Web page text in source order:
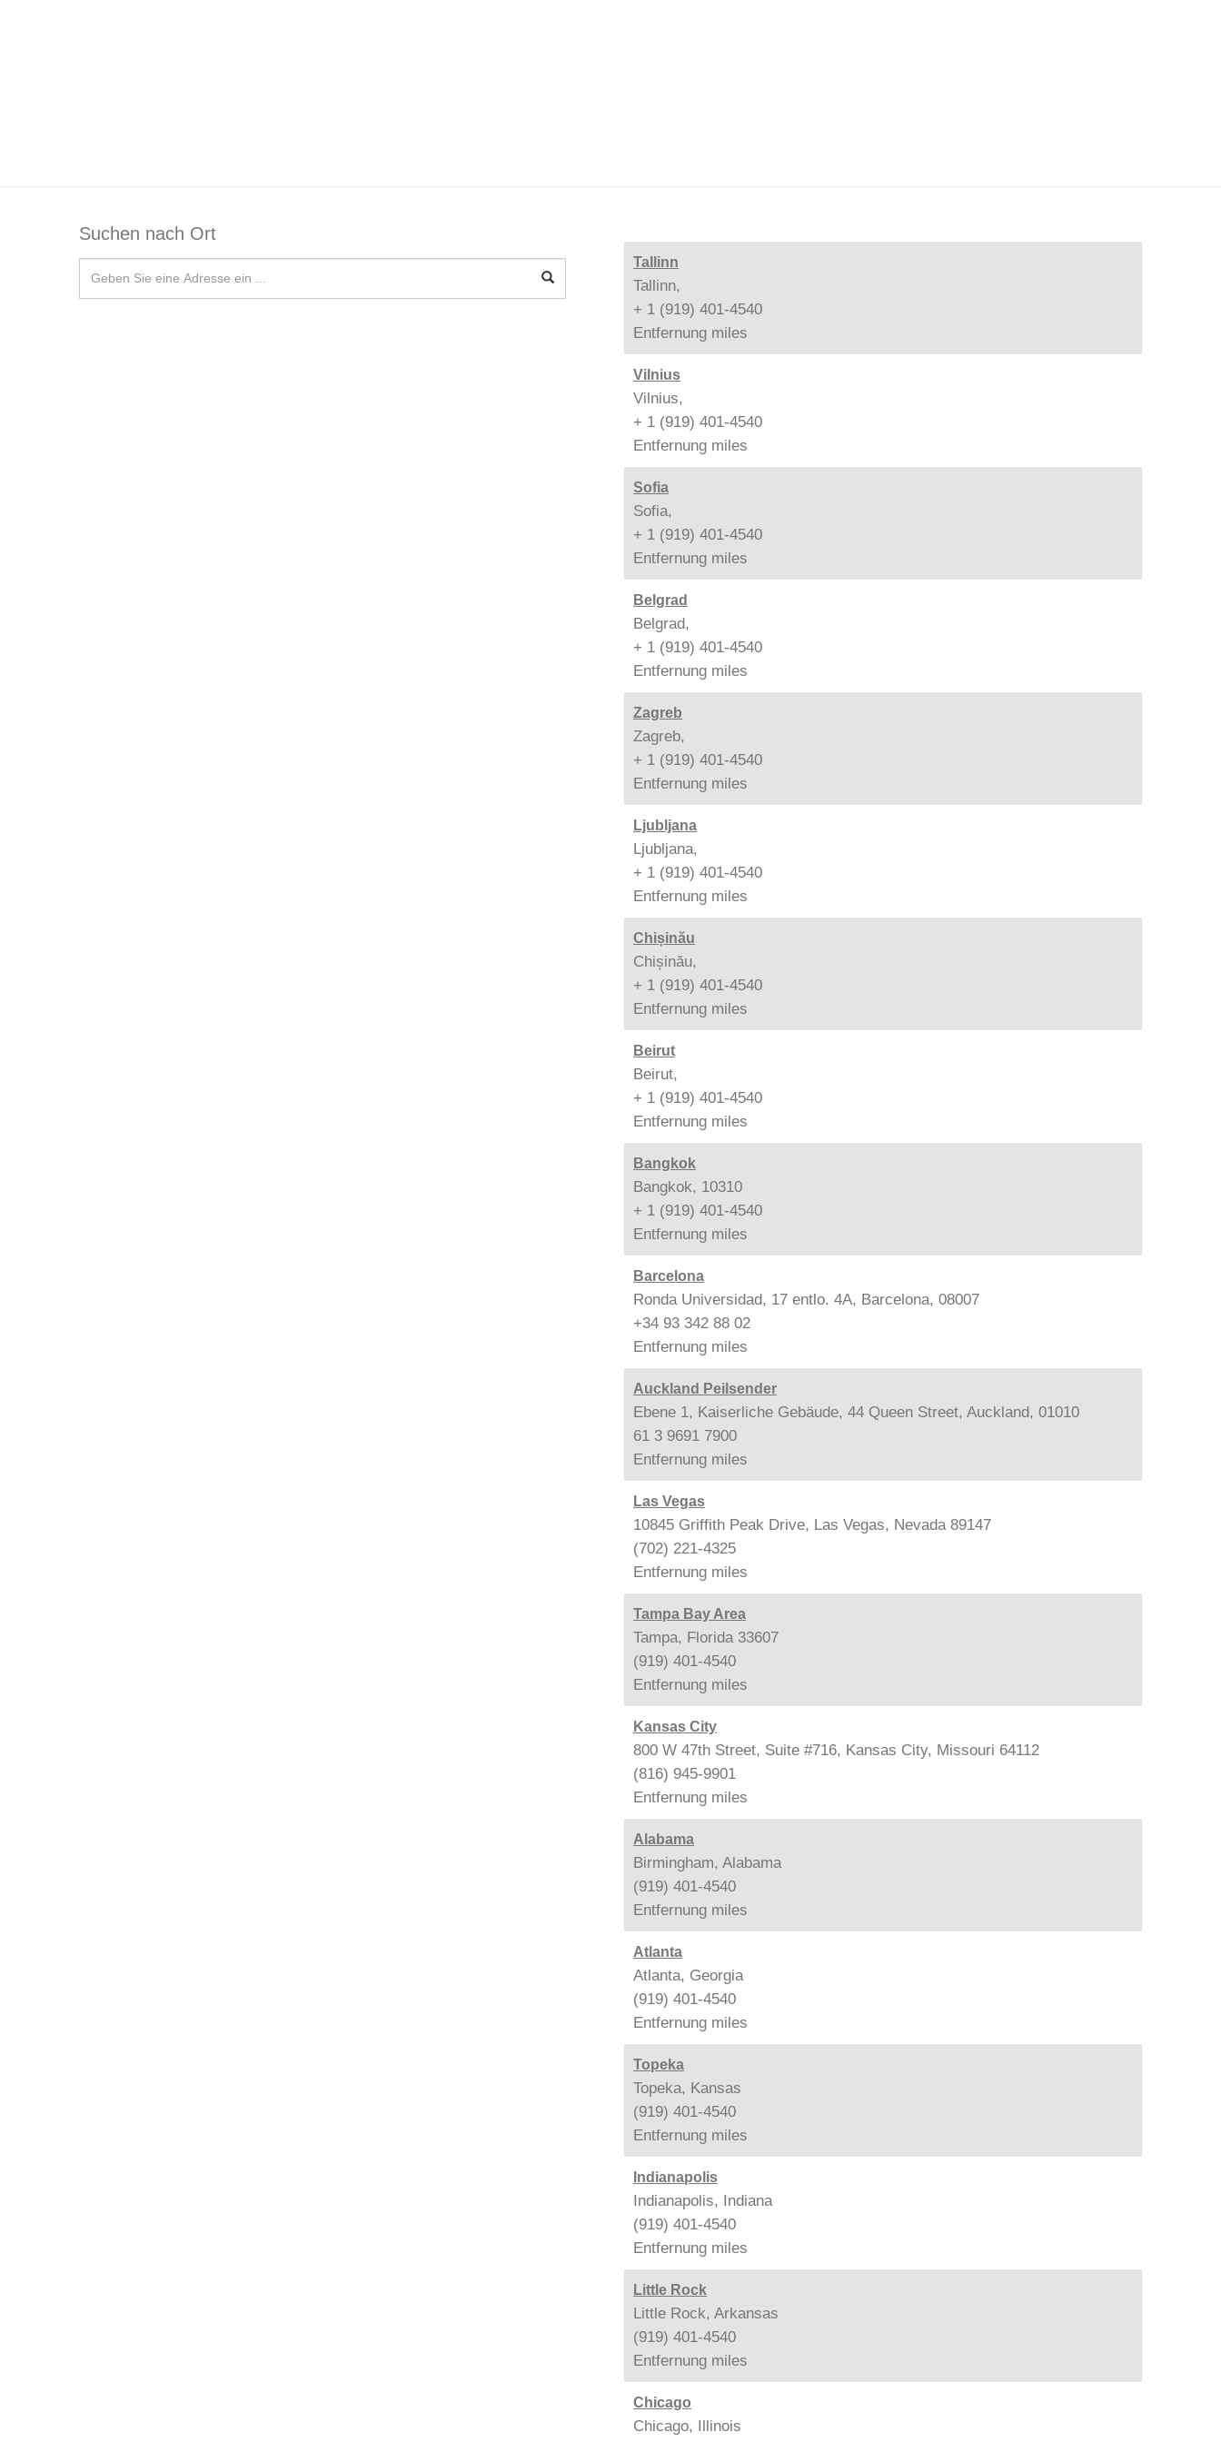
Suchen nach Ort
Tallinn
Tallinn,
+ 1 (919) 401-4540
Entfernung miles
Vilnius
Vilnius,
+ 1 (919) 401-4540
Entfernung miles
Sofia
Sofia,
+ 1 (919) 401-4540
Entfernung miles
Belgrad
Belgrad,
+ 1 (919) 401-4540
Entfernung miles
Zagreb
Zagreb,
+ 1 (919) 401-4540
Entfernung miles
Ljubljana
Ljubljana,
+ 1 (919) 401-4540
Entfernung miles
Chișinău
Chișinău,
+ 1 (919) 401-4540
Entfernung miles
Beirut
Beirut,
+ 1 (919) 401-4540
Entfernung miles
Bangkok
Bangkok, 10310
+ 1 (919) 401-4540
Entfernung miles
Barcelona
Ronda Universidad, 17 entlo. 4A, Barcelona, 08007
+34 93 342 88 02
Entfernung miles
Auckland Peilsender
Ebene 1, Kaiserliche Gebäude, 44 Queen Street, Auckland, 01010
61 3 9691 7900
Entfernung miles
Las Vegas
10845 Griffith Peak Drive, Las Vegas, Nevada 89147
(702) 221-4325
Entfernung miles
Tampa Bay Area
Tampa, Florida 33607
(919) 401-4540
Entfernung miles
Kansas City
800 W 47th Street, Suite #716, Kansas City, Missouri 64112
(816) 945-9901
Entfernung miles
Alabama
Birmingham, Alabama
(919) 401-4540
Entfernung miles
Atlanta
Atlanta, Georgia
(919) 401-4540
Entfernung miles
Topeka
Topeka, Kansas
(919) 401-4540
Entfernung miles
Indianapolis
Indianapolis, Indiana
(919) 401-4540
Entfernung miles
Little Rock
Little Rock, Arkansas
(919) 401-4540
Entfernung miles
Chicago
Chicago, Illinois